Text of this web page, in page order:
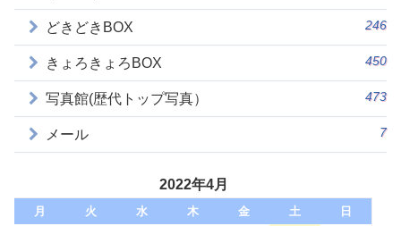
どきどきBOX 246
きょろきょろBOX 450
写真館(歴代トップ写真） 473
メール 7
2022年4月
月 火 水 木 金 土
日